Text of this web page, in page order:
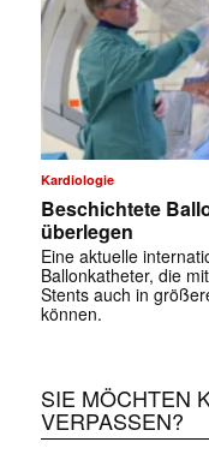
Kardiologie
Beschichtete
überlegen
Eine aktuelle
Ballonkatheter, die
Stents auch in
können.
SIE MÖCHTEN
VERPASSEN?